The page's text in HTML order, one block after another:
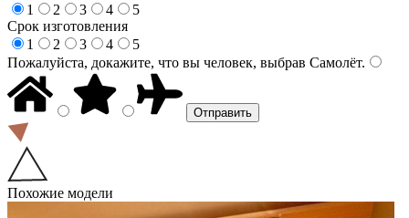
1
2 3 4
5
Срок изготовления
1
2 3 4
5
Пожалуйста, докажите, что вы человек, выбрав Самолёт.
Похожие модели